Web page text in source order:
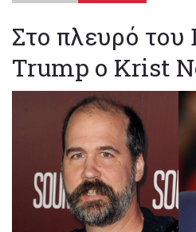
Στο πλευρό του
Trump ο Krist